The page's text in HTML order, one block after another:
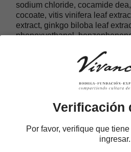
sodium chloride, cocamide
cocoate, vitis vinifera leaf
extract, ginkgo biloba leaf
phenoxyethanol,
salicylate, geraniol,
Compra directa a la
personalizada en el
Verificación
Por favor, verifique que
ingresar.